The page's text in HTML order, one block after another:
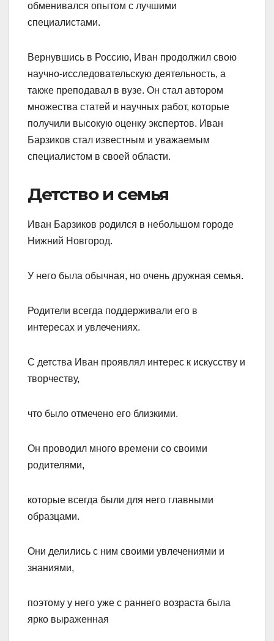
обменивался опытом с лучшими
специалистами.
Вернувшись в Россию, Иван продолжил свою
научно-исследовательскую деятельность, а
также преподавал в вузе. Он стал автором
множества статей и научных работ, которые
получили высокую оценку экспертов. Иван
Барзиков стал известным и уважаемым
специалистом в своей области.
Детство и семья
Иван Барзиков родился в небольшом городе
Нижний Новгород.
У него была обычная, но очень дружная семья.
Родители всегда поддерживали его в
интересах и увлечениях.
С детства Иван проявлял интерес к искусству и
творчеству,
что было отмечено его близкими.
Он проводил много времени со своими
родителями,
которые всегда были для него главными
образцами.
Они делились с ним своими увлечениями и
знаниями,
поэтому у него уже с раннего возраста была
ярко выраженная